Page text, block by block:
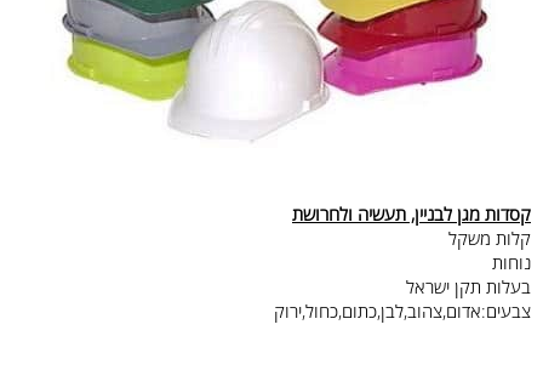
קסדות מגן לבניין, תעשיה ולחרושת
קלות משקל
נוחות
בעלות תקן ישראל
צבעים:אדום,צהוב,לבן,כתום,כחול,ירוק